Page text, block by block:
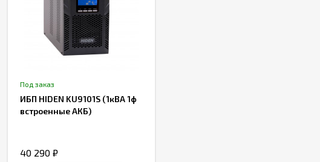
Под заказ
ИБП HIDEN KU9101S (1кВА 1ф
встроенные АКБ)
40 290 ₽